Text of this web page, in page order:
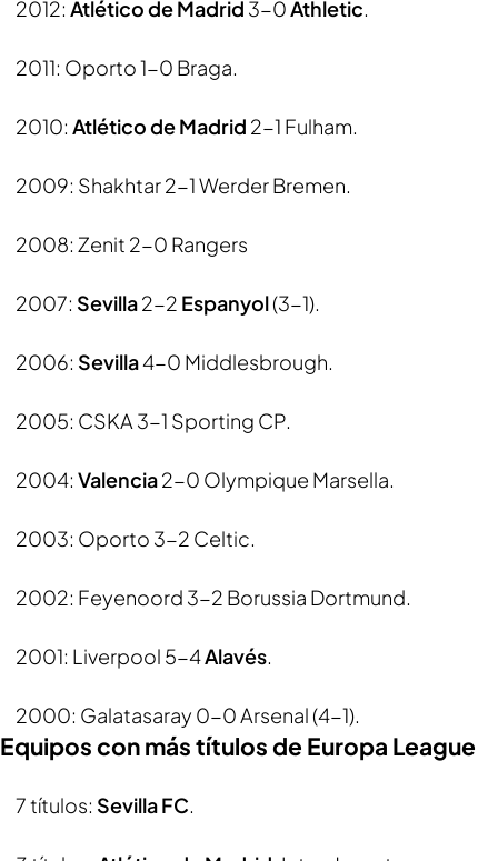
2012: Atlético de Madrid 3-0Athletic.
2011: Oporto 1-0 Braga.
2010: Atlético de Madrid 2-1 Fulham.
2009: Shakhtar 2-1 Werder Bremen.
2008: Zenit 2-0 Rangers
2007: Sevilla2-2 Espanyol(3-1).
2006: Sevilla4-0 Middlesbrough.
2005: CSKA 3-1 Sporting CP.
2004: Valencia2-0 Olympique Marsella.
2003: Oporto 3-2 Celtic.
2002: Feyenoord 3-2 Borussia Dortmund.
2001: Liverpool 5-4Alavés.
2000: Galatasaray 0-0 Arsenal (4-1).
Equipos con más títulos de Europa League
7 títulos: Sevilla FC.